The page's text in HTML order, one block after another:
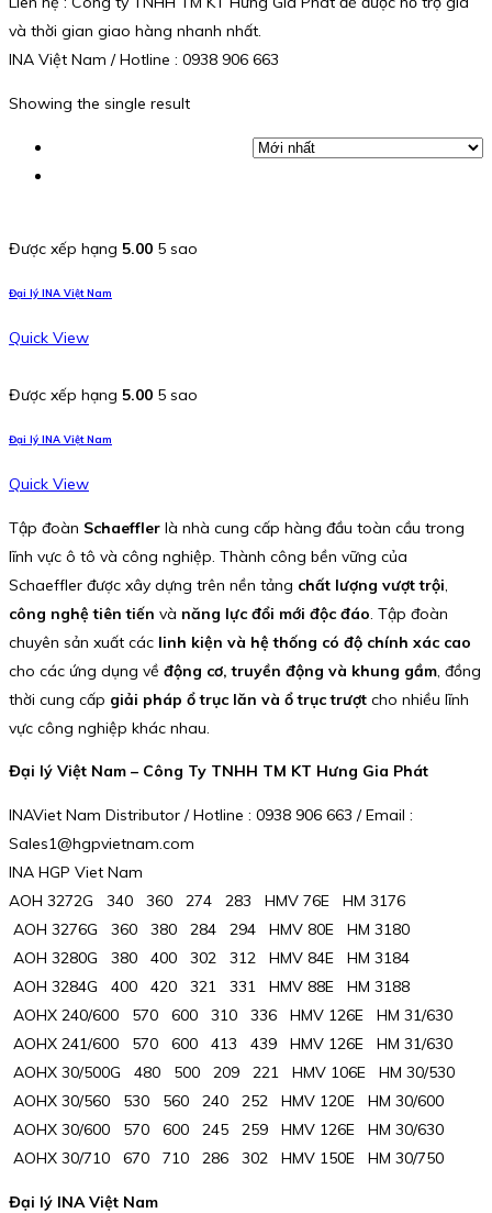
và thời gian giao hàng nhanh nhất.
INA Việt Nam / Hotline : 0938 906 663
Showing the single result
Được xếp hạng 5.00 5 sao
Đại lý INA Việt Nam
Quick View
Được xếp hạng 5.00 5 sao
Đại lý INA Việt Nam
Quick View
Tập đoàn Schaeffler là nhà cung cấp hàng đầu toàn cầu trong
lĩnh vực ô tô và công nghiệp. Thành công bền vững của
Schaeffler được xây dựng trên nền tảng chất lượng vượt trội,
công nghệ tiên tiến và năng lực đổi mới độc đáo. Tập đoàn
chuyên sản xuất các linh kiện và hệ thống có độ chính xác cao
cho các ứng dụng về động cơ, truyền động và khung gầm, đồng
thời cung cấp giải pháp ổ trục lăn và ổ trục trượt cho nhiều lĩnh
vực công nghiệp khác nhau.
Đại lý Việt Nam – Công Ty TNHH TM KT Hưng Gia Phát
INAViet Nam Distributor / Hotline : 0938 906 663 / Email :
Sales1@hgpvietnam.com
INA HGP Viet Nam
AOH 3272G 340 360 274 283 HMV 76E HM 3176
AOH 3276G 360 380 284 294 HMV 80E HM 3180
AOH 3280G 380 400 302 312 HMV 84E HM 3184
AOH 3284G 400 420 321 331 HMV 88E HM 3188
AOHX 240/600 570 600 310 336 HMV 126E HM 31/630
AOHX 241/600 570 600 413 439 HMV 126E HM 31/630
AOHX 30/500G 480 500 209 221 HMV 106E HM 30/530
AOHX 30/560 530 560 240 252 HMV 120E HM 30/600
AOHX 30/600 570 600 245 259 HMV 126E HM 30/630
AOHX 30/710 670 710 286 302 HMV 150E HM 30/750
Đại lý INA Việt Nam